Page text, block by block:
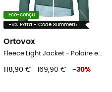
Eco-conçu
-5% Extra - Code Summer5
Ortovox
Fleece Light Jacket - Polaire en laine mérinos femme
118,90 € 169,90 € -30%